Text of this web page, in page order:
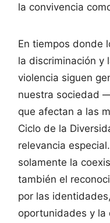
la convivencia
En tiempos donde
la discriminación y
violencia siguen
nuestra sociedad
que afectan a las
Ciclo de la
relevancia
solamente la
también el
por las
oportunidades y la